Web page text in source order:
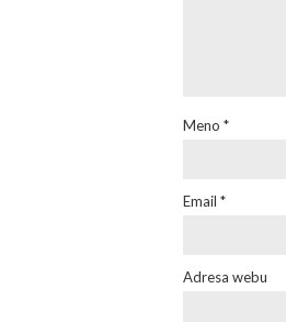
Meno *
Email *
Adresa webu